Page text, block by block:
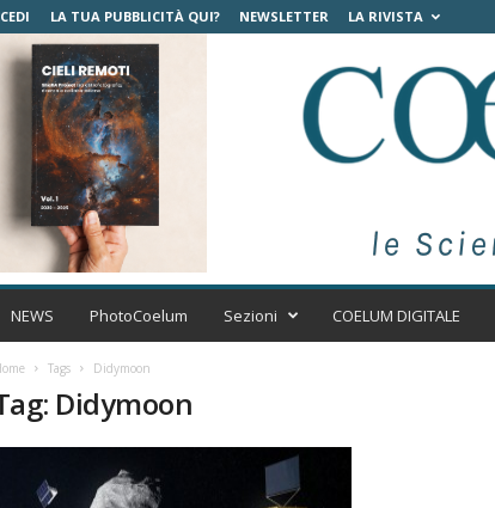
LA TUA PUBBLICITÀ QUI? NEWSLETTER LA RIVISTA
C
NEWS PhotoCoelum Sezioni COELUM DIGITALE
Tags Didymoon
Didymoon